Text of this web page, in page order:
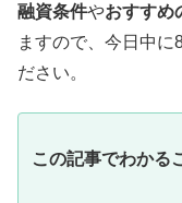
融資条件やおすすめ
ますので、今日中に
ださい。
この記事でわかる